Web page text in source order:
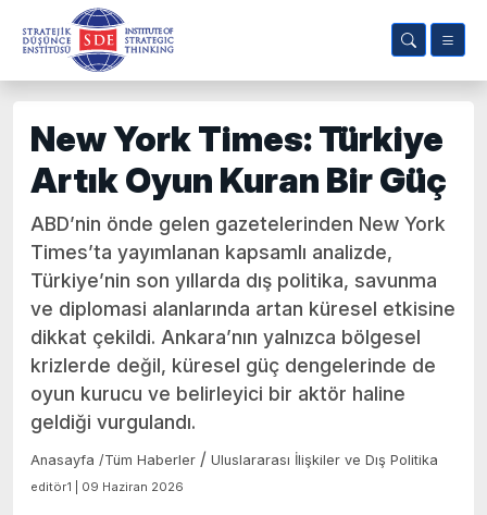
New York Times: Türkiye
Artık Oyun Kuran Bir Güç
ABD’nin önde gelen gazetelerinden New York
Times’ta yayımlanan kapsamlı analizde,
Türkiye’nin son yıllarda dış politika, savunma
ve diplomasi alanlarında artan küresel etkisine
dikkat çekildi. Ankara’nın yalnızca bölgesel
krizlerde değil, küresel güç dengelerinde de
oyun kurucu ve belirleyici bir aktör haline
geldiği vurgulandı.
Anasayfa /Tüm Haberler / Uluslararası İlişkiler ve Dış Politika
editör1 | 09 Haziran 2026